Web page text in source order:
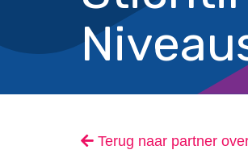
Terug naar partner